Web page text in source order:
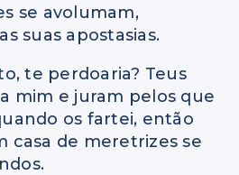
se avolumam,
suas apostasias.
te perdoaria? Teus
mim e juram pelos que
os fartei, então
casa de meretrizes se